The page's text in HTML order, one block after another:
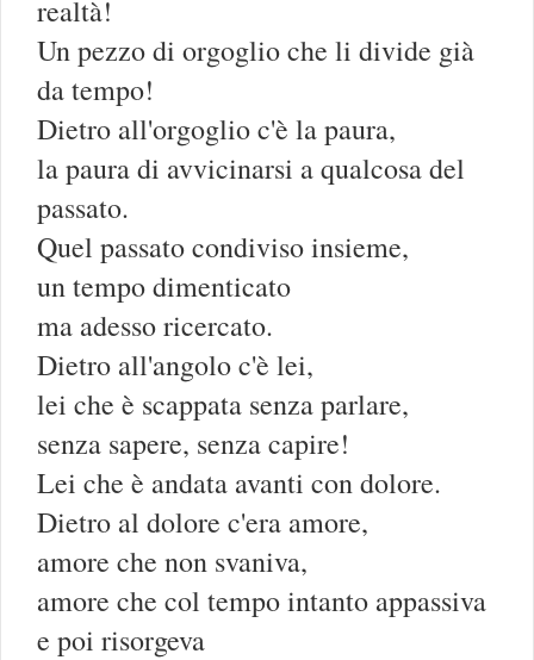
realtà!
Un pezzo di orgoglio che li divide già
da tempo!
Dietro all'orgoglio c'è la paura,
la paura di avvicinarsi a qualcosa del
passato.
Quel passato condiviso insieme,
un tempo dimenticato
ma adesso ricercato.
Dietro all'angolo c'è lei,
lei che è scappata senza parlare,
senza sapere, senza capire!
Lei che è andata avanti con dolore.
Dietro al dolore c'era amore,
amore che non svaniva,
amore che col tempo intanto appassiva
e poi risorgeva